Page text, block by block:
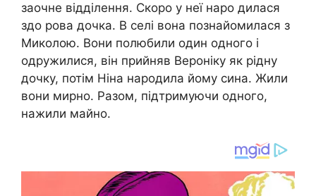
заочне відділення. Скоро у неї наро дилася
здо рова дочка. В селі вона познайомилася з
Миколою. Вони полюбили один одного і
одружилися, він прийняв Вероніку як рідну
дочку, потім Ніна народила йому сина. Жили
вони мирно. Разом, підтримуючи одного,
нажили майно.